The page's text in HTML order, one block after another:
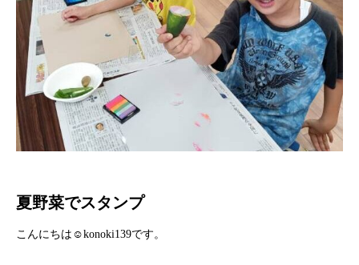
夏野菜でスタンプ
こんにちは☺konoki139です。